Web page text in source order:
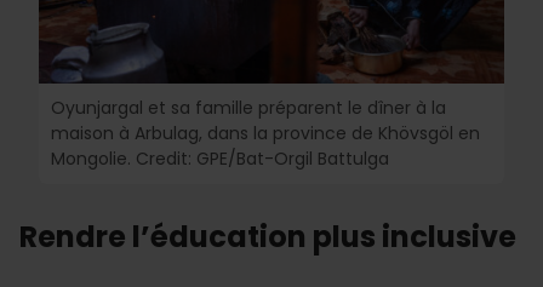
Oyunjargal et sa famille préparent le dîner à la
maison à Arbulag, dans la province de Khövsgöl en
Mongolie. Credit: GPE/Bat-Orgil Battulga
Rendre l’éducation plus inclusive